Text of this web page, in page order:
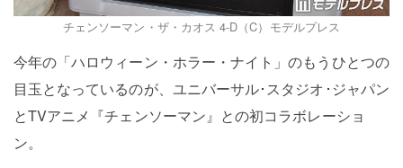
チェンソーマン・ザ・カオス 4-D（C）モデルプレス
今年の「ハロウィーン・ホラー・ナイト」のもうひとつの
目玉となっているのが、ユニバーサル･スタジオ･ジャパン
とTVアニメ『チェンソーマン』との初コラボレーショ
ン。